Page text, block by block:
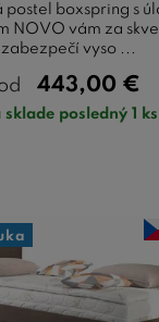
posteľ boxspring s
NOVO vám za
zabezpečí vyso ...
443,00 €
sklade posledný 1 ks